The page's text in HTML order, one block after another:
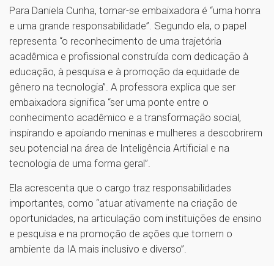
Para Daniela Cunha, tornar-se embaixadora é “uma honra
e uma grande responsabilidade”. Segundo ela, o papel
representa “o reconhecimento de uma trajetória
acadêmica e profissional construída com dedicação à
educação, à pesquisa e à promoção da equidade de
gênero na tecnologia”. A professora explica que ser
embaixadora significa “ser uma ponte entre o
conhecimento acadêmico e a transformação social,
inspirando e apoiando meninas e mulheres a descobrirem
seu potencial na área de Inteligência Artificial e na
tecnologia de uma forma geral”.
Ela acrescenta que o cargo traz responsabilidades
importantes, como “atuar ativamente na criação de
oportunidades, na articulação com instituições de ensino
e pesquisa e na promoção de ações que tornem o
ambiente da IA mais inclusivo e diverso”.